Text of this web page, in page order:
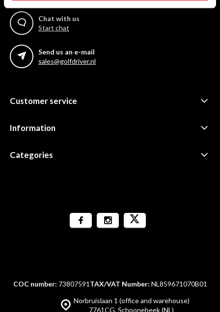
Chat with us
Start chat
Send us an e-mail
sales@golfdriver.nl
Customer service
Information
Categories
Norbruislaan 1 (office and warehouse)
7761CG, Schoonebeek (NL)
COC number: 73807591 TAX/VAT Number: NL859671070B01